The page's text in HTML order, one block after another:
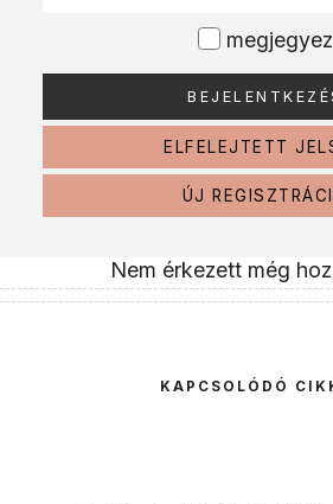
megjegyez
ELFELEJTETT
ÚJ
Nem érkezett még
KAPCSOLÓDÓ